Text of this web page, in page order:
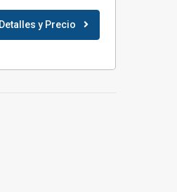
Detalles y Precio